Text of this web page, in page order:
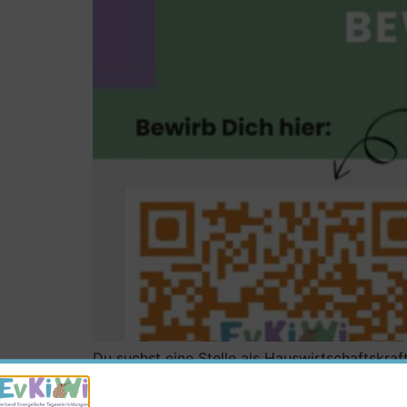
Du suchst eine Stelle als
(30 Std., unbefristet). Vorrausetzungen: